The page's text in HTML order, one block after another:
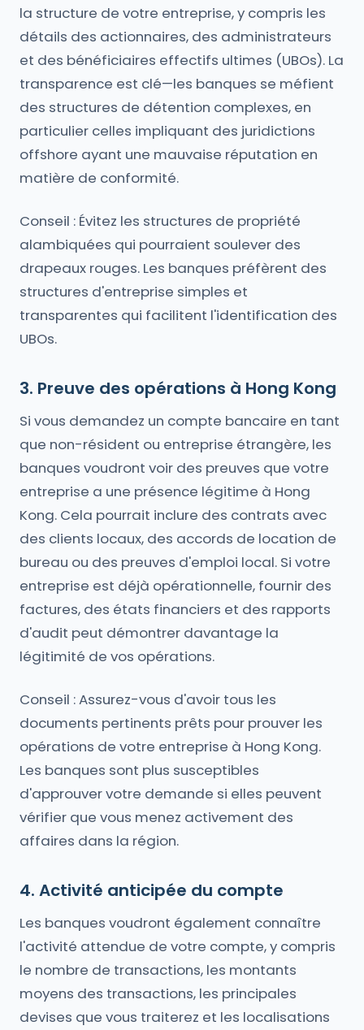
la structure de votre entreprise, y compris les
détails des actionnaires, des administrateurs
et des bénéficiaires effectifs ultimes (UBOs). La
transparence est clé—les banques se méfient
des structures de détention complexes, en
particulier celles impliquant des juridictions
offshore ayant une mauvaise réputation en
matière de conformité.
Conseil : Évitez les structures de propriété
alambiquées qui pourraient soulever des
drapeaux rouges. Les banques préfèrent des
structures d'entreprise simples et
transparentes qui facilitent l'identification des
UBOs.
3. Preuve des opérations à Hong Kong
Si vous demandez un compte bancaire en tant
que non-résident ou entreprise étrangère, les
banques voudront voir des preuves que votre
entreprise a une présence légitime à Hong
Kong. Cela pourrait inclure des contrats avec
des clients locaux, des accords de location de
bureau ou des preuves d'emploi local. Si votre
entreprise est déjà opérationnelle, fournir des
factures, des états financiers et des rapports
d'audit peut démontrer davantage la
légitimité de vos opérations.
Conseil : Assurez-vous d'avoir tous les
documents pertinents prêts pour prouver les
opérations de votre entreprise à Hong Kong.
Les banques sont plus susceptibles
d'approuver votre demande si elles peuvent
vérifier que vous menez activement des
affaires dans la région.
4. Activité anticipée du compte
Les banques voudront également connaître
l'activité attendue de votre compte, y compris
le nombre de transactions, les montants
moyens des transactions, les principales
devises que vous traiterez et les localisations